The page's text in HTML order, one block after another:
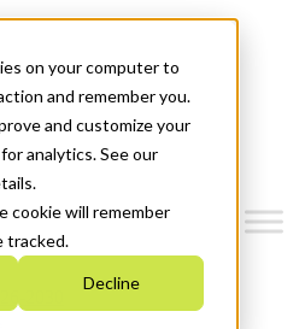
on your computer to
and remember you.
and customize your
analytics. See our
cookie will remember
tracked.
Decline
2030